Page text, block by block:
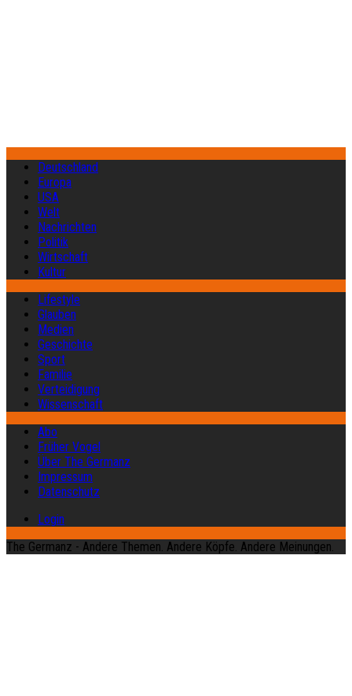
Deutschland
Europa
USA
Welt
Nachrichten
Politik
Wirtschaft
Kultur
Lifestyle
Glauben
Medien
Geschichte
Sport
Familie
Verteidigung
Wissenschaft
Abo
Früher Vogel
Über The Germanz
Impressum
Datenschutz
Login
The Germanz - Andere Themen. Andere Köpfe. Andere Meinungen.